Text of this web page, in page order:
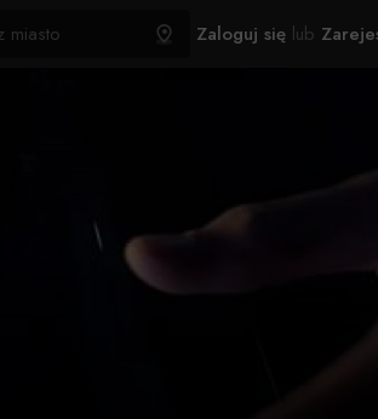
Zaloguj się lub